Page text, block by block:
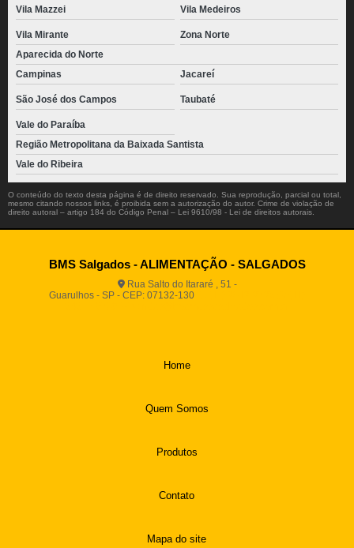
Vila Mazzei Vila Medeiros
Vila Mirante
Zona Norte
Aparecida do Norte
Campinas
Jacareí
São José dos Campos Taubaté
Vale do Paraíba
Região Metropolitana da Baixada Santista
Vale do Ribeira
O conteúdo do texto desta página é de direito reservado. Sua reprodução, parcial ou total,
mesmo citando nossos links, é proibida sem a autorização do autor. Crime de violação de
direito autoral – artigo 184 do Código Penal – Lei 9610/98 - Lei de direitos autorais
BMS Salgados - ALIMENTAÇÃO - SALGADOS
Rua Salto do Itararé , 51 -
Guarulhos - SP - CEP: 07132-130
Home
Quem Somos
Produtos
Contato
Mapa do site